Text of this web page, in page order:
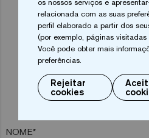
Pretende mais
NOME*
relacionada com as suas
perfil elaborado a partir dos
(por exemplo, páginas
Você pode obter mais
preferências.
Rejeitar
cookies